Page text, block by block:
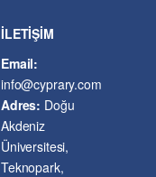
İLETİŞİM
Email:
info@cyprary.com
Adres: Doğu
Akdeniz
Üniversitesi,
Teknopark,